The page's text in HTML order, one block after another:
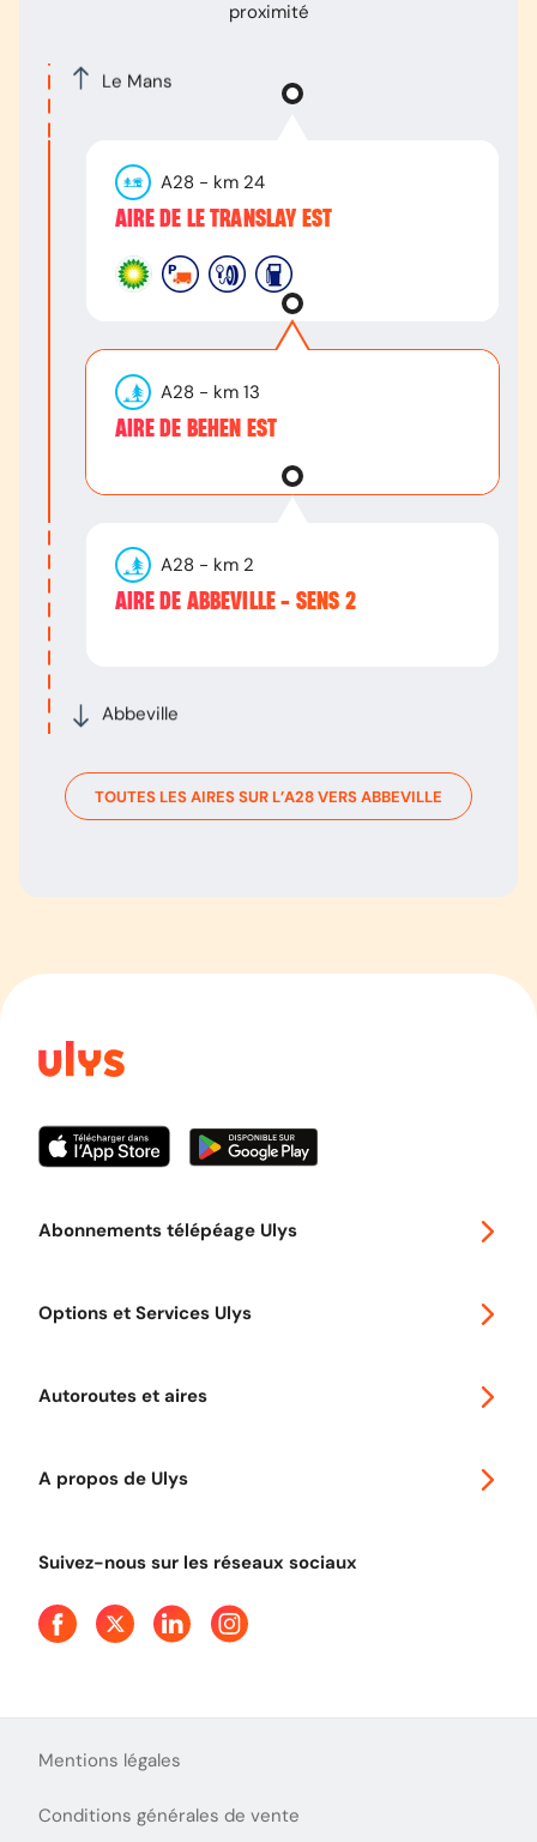
proximité
Le Mans
Abbeville
A28 - km 24
AIRE DE LE TRANSLAY EST
A28 - km 13
AIRE DE BEHEN EST
A28 - km 2
AIRE DE ABBEVILLE - SENS 2
TOUTES LES AIRES SUR L’A28VERSABBEVILLE
Abonnements télépéage Ulys
Options et Services Ulys
Autoroutes et aires
A propos de Ulys
Presse
Suivez-nous sur les réseaux sociaux
Mentions légales
Conditions générales de vente